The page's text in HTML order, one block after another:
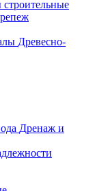
Древесно-
Дренаж и